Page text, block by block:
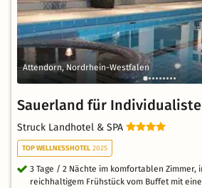
Attendorn, Nordrhein-Westfalen
Sauerland für
Struck Landhotel & SPA
TOP WELLNESSHOTEL 2025
3 Tage / 2 Nächte im komfortablen Zimmer,
reichhaltigem Frühstück vom Buffet mit